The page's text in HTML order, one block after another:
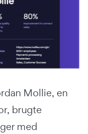
Mollie, en
brugte
med